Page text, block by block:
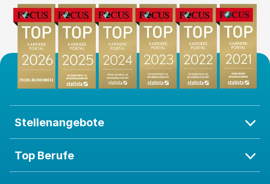
Stellenangebote
Top Berufe